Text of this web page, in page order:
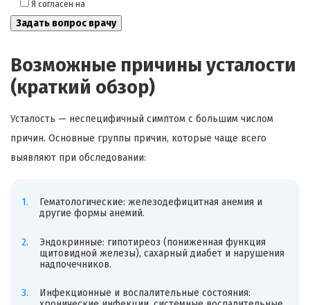
Я согласен на
Возможные причины усталости
(краткий обзор)
Усталость — неспецифичный симптом с большим числом
причин. Основные группы причин, которые чаще всего
выявляют при обследовании:
Гематологические: железодефицитная анемия и
другие формы анемий.
Эндокринные: гипотиреоз (пониженная функция
щитовидной железы), сахарный диабет и нарушения
надпочечников.
Инфекционные и воспалительные состояния: